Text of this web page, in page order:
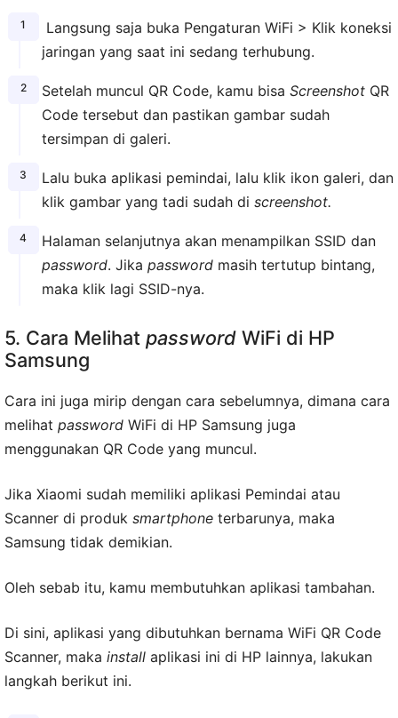
Langsung saja buka Pengaturan WiFi > Klik koneksi
jaringan yang saat ini sedang terhubung.
Setelah muncul QR Code, kamu bisa ScreenshotQR
Code tersebut dan pastikan gambar sudah
tersimpan di galeri.
Lalu buka aplikasi pemindai, lalu klik ikon galeri, dan
klik gambar yang tadi sudah di screenshot.
Halaman selanjutnya akan menampilkan SSID dan
password. Jika passwordmasih tertutup bintang,
maka klik lagi SSID-nya.
5. Cara Melihat password WiFi di HP
Samsung
Cara ini juga mirip dengan cara sebelumnya, dimana cara
melihat password WiFi di HP Samsung juga
menggunakan QR Code yang muncul.
Jika Xiaomi sudah memiliki aplikasi Pemindai atau
Scanner di produk smartphone terbarunya, maka
Samsung tidak demikian.
Oleh sebab itu, kamu membutuhkan aplikasi tambahan.
Di sini, aplikasi yang dibutuhkan bernama WiFi QR Code
Scanner, maka install aplikasi ini di HP lainnya, lakukan
langkah berikut ini.